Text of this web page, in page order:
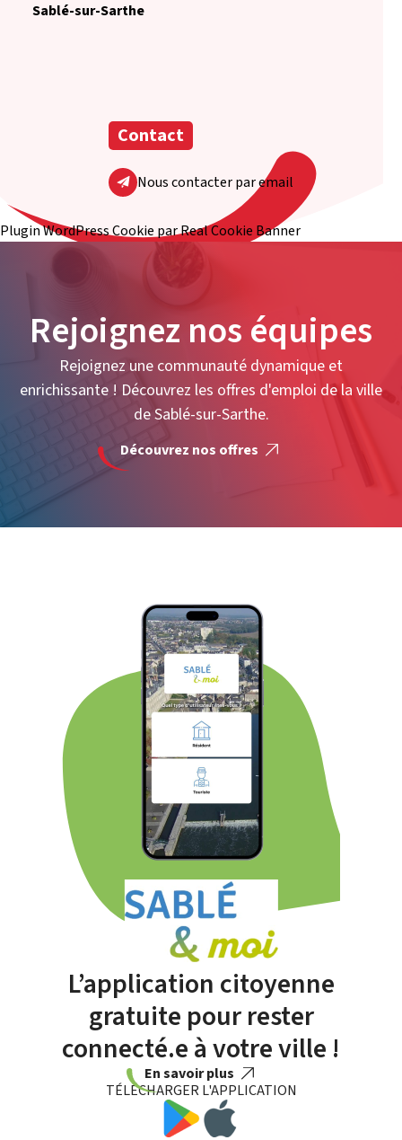
Sablé-sur-Sarthe
Contact
Nous contacter par email
Plugin WordPress Cookie par Real Cookie Banner
Rejoignez nos équipes
Rejoignez une communauté dynamique et
enrichissante ! Découvrez les offres d'emploi de la ville
de Sablé-sur-Sarthe.
Découvrez nos offres
L’application citoyenne
gratuite pour rester
connecté.e à votre ville !
En savoir plus
TÉLÉCHARGER L'APPLICATION